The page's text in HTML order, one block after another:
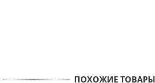
ПОХОЖИЕ ТОВАРЫ